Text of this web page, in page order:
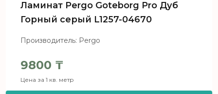
Ламинат Pergo Goteborg Pro Дуб
Горный серый L1257-04670
Производитель: Pergo
9800 ₸
Цена за 1 кв. метр